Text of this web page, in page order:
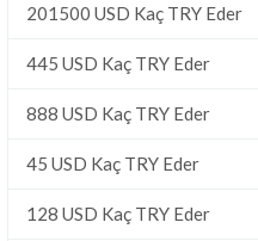
201500 USD Kaç TRY Eder
445 USD Kaç TRY Eder
888 USD Kaç TRY Eder
45 USD Kaç TRY Eder
128 USD Kaç TRY Eder